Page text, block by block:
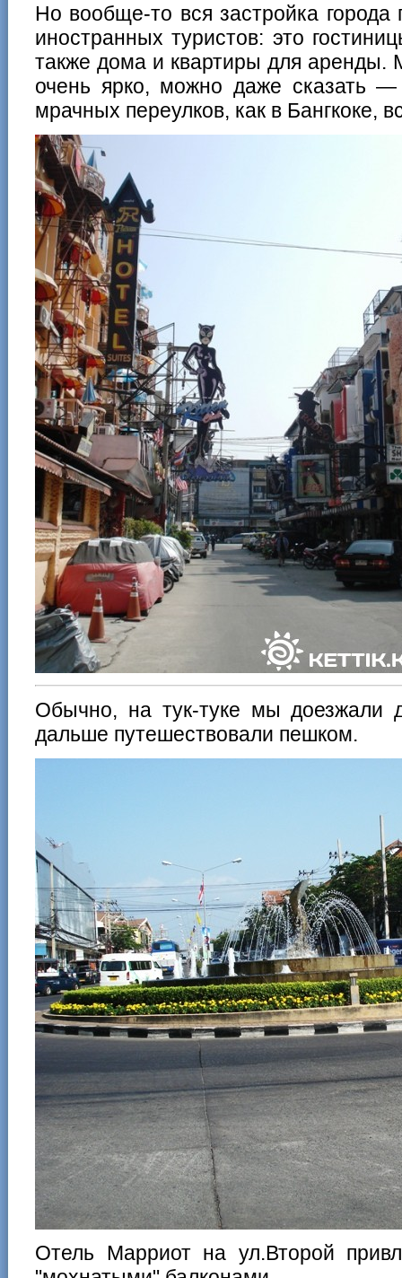
Но вообще-то вся застройка города
иностранных туристов: это
также дома и квартиры для аренды.
очень ярко, можно даже сказать —
мрачных переулков, как в Бангкоке,
Обычно, на тук-туке мы доезжали
дальше путешествовали пешком.
Отель Марриот на ул.Второй